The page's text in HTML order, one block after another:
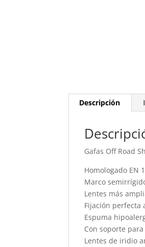
Descripción
Gafas Off Road
Homologado EN
Marco
Lentes más
Fijación perfecta
Espuma
Con soporte
Lentes de iridio